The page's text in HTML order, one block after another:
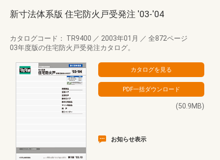
新寸法体系版 住宅防火戸受発注 '03-'04
カタログコード： TR9400 ／ 2003年01月 ／ 全872ページ
03年度版の住宅防火戸受発注カタログ。
(50.9MB)
お知らせ表示